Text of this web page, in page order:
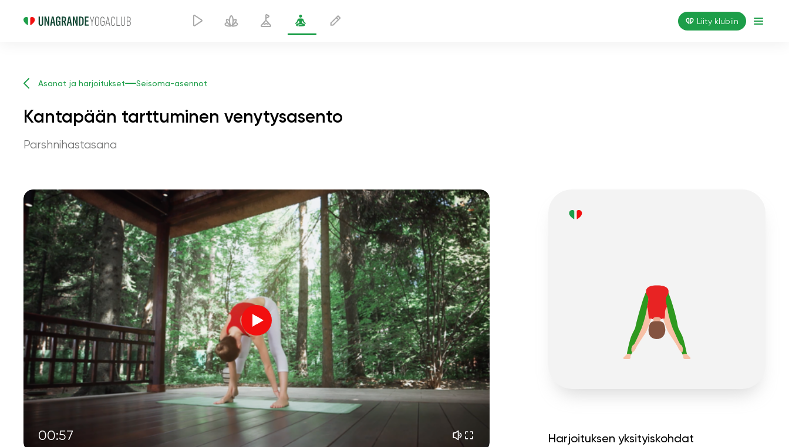
Liity klubiin
Asanat ja harjoitukset Seisoma-asennot
Kantapään tarttuminen venytysasento
Parshnihastasana
00:57
Ohjaajan ääni
sielun lento 01:44
sisäinen rauha 01:27
aamun unelmat 01:34
metsän viileys 05:00
kesäsade 02:00
vuoren hiljaisuus 02:00
merituuli 02:00
tuulen ääni 02:00
kevätmetsä
Harjoituksen yksityiskohdat